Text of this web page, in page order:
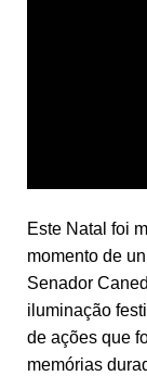
Este Natal foi
momento de
Senador
iluminação
de ações que
memórias